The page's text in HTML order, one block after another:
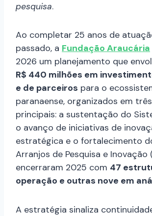
pesquisa.
Ao completar 25 anos de
passado, a Fundação Araucária
2026 um planejamento que
R$ 440 milhões em
e de parceiros para o
paranaense, organizados em
principais: a sustentação do
o avanço de iniciativas de
estratégica e o fortalecimento
Arranjos de Pesquisa e Inovação
encerraram 2025 com 47
operação e outras nove em
A estratégia sinaliza